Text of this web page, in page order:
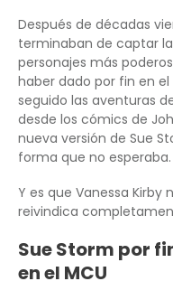
Después de décadas
terminaban de captar
personajes más
haber dado por fin en
seguido las aventuras
desde los cómics de
nueva versión de Sue
forma que no esperaba.
Y es que Vanessa Kirby
reivindica
Sue Storm por
en el MCU